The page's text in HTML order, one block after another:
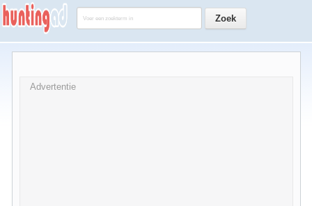
Advertentie